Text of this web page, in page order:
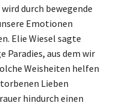
durch bewegende
Emotionen
Elie Wiesel sagte
Paradies, aus dem wir
Weisheiten helfen
Lieben
hindurch einen